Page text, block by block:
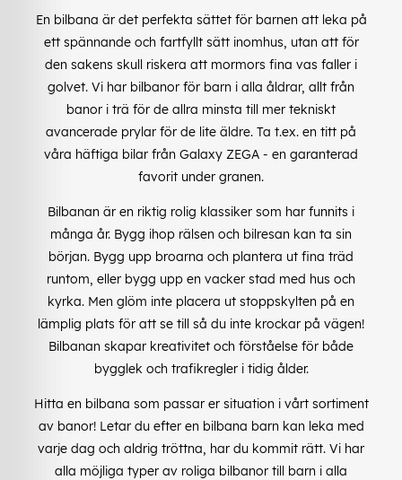
En bilbana är det perfekta sättet för barnen att leka på
ett spännande och fartfyllt sätt inomhus, utan att för
den sakens skull riskera att mormors fina vas faller i
golvet. Vi har bilbanor för barn i alla åldrar, allt från
banor i trä för de allra minsta till mer tekniskt
avancerade prylar för de lite äldre. Ta t.ex. en titt på
våra häftiga bilar från Galaxy ZEGA - en garanterad
favorit under granen.
Bilbanan är en riktig rolig klassiker som har funnits i
många år. Bygg ihop rälsen och bilresan kan ta sin
början. Bygg upp broarna och plantera ut fina träd
runtom, eller bygg upp en vacker stad med hus och
kyrka. Men glöm inte placera ut stoppskylten på en
lämplig plats för att se till så du inte krockar på vägen!
Bilbanan skapar kreativitet och förståelse för både
bygglek och trafikregler i tidig ålder.
Hitta en bilbana som passar er situation i vårt sortiment
av banor! Letar du efter en bilbana barn kan leka med
varje dag och aldrig tröttna, har du kommit rätt. Vi har
alla möjliga typer av roliga bilbanor till barn i alla